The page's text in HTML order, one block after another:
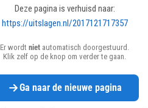
Deze pagina is verhuisd naar:
https://uitslagen.nl/2017121717357
Er wordt niet automatisch doorgestuurd.
Klik zelf op de knop om verder te gaan.
Ga naar de nieuwe pagina